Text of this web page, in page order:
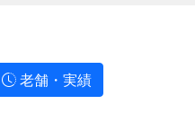
老舗・実績